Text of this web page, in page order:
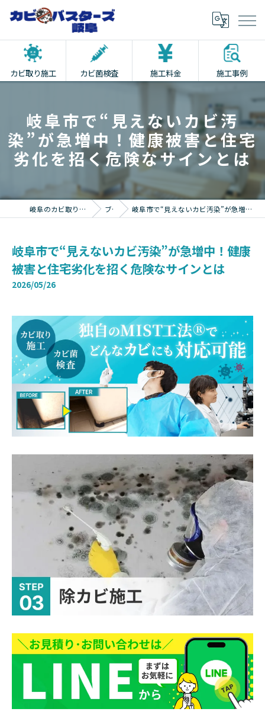
カビ取り施工 カビ菌検査 施工料金 施工事例
岐阜市で“見えないカビ汚
染”が急増中！健康被害と住宅
劣化を招く危険なサインとは
岐阜のカビ取りならカビバスターズ岐阜 ブログ 岐阜市で“見えないカビ汚染”が急増中！健康被害と住宅劣化を招く危険なサインとは
岐阜市で“見えないカビ汚染”が急増中！健康
被害と住宅劣化を招く危険なサインとは
2026/05/26